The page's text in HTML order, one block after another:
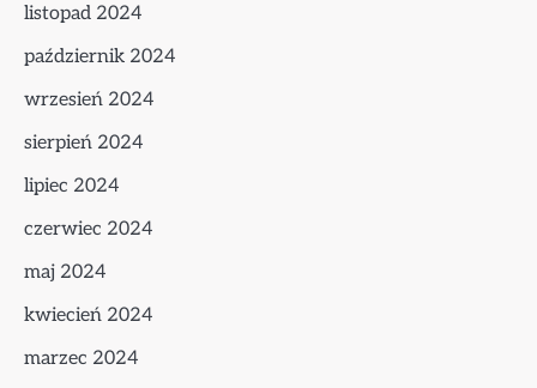
listopad 2024
październik 2024
wrzesień 2024
sierpień 2024
lipiec 2024
czerwiec 2024
maj 2024
kwiecień 2024
marzec 2024